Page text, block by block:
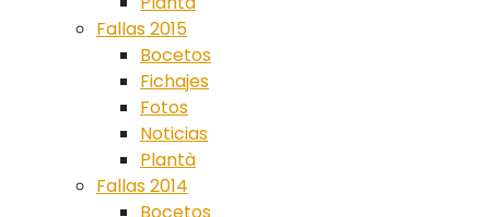
Fallas 2015
Bocetos
Fichajes
Fotos
Noticias
Plantà
Fallas 2014